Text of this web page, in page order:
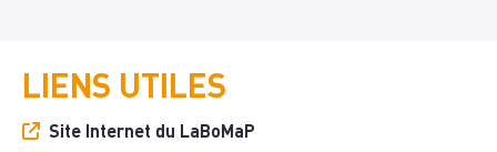
LIENS UTILES
Site Internet du LaBoMaP